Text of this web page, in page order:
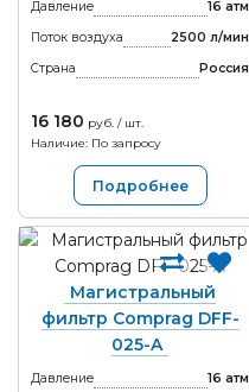
Давление
16 атм
Поток воздуха
2500 л/мин
Страна
Россия
16 180 руб. / шт.
Наличие: По запросу
Подробнее
Магистральный
фильтр Comprag DFF-
025-A
Давление
16 атм